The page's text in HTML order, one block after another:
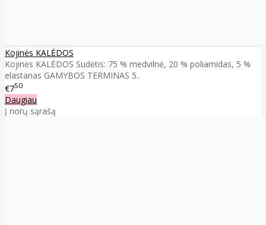
Kojinės KALĖDOS
Kojinės KALĖDOS Sudėtis: 75 % medvilnė, 20 % poliamidas, 5 %
elastanas GAMYBOS TERMINAS 5..
€750
Daugiau
Į norų sąrašą